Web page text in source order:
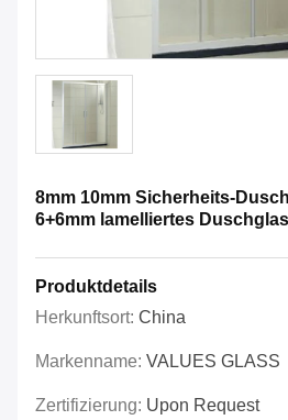
8mm 10mm Sicherheits-
6+6mm lamelliertes Duschglas
Produktdetails
Herkunftsort: China
Markenname: VALUES GLASS
Zertifizierung: Upon Request